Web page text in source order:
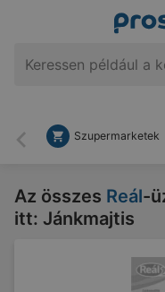
Vissza
Szupermarketek
Az összes Reál-
itt: Jánkmajtis